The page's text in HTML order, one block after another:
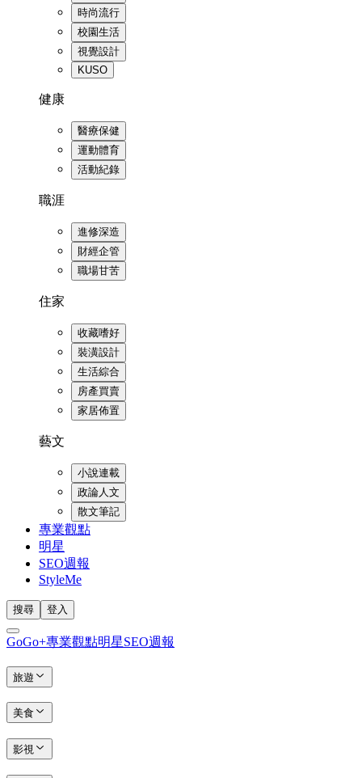
時尚流行
校園生活
視覺設計
KUSO
健康
醫療保健
運動體育
活動紀錄
職涯
進修深造
財經企管
職場甘苦
住家
收藏嗜好
裝潢設計
生活綜合
房產買賣
家居佈置
藝文
小說連載
政論人文
散文筆記
專業觀點
明星
SEO週報
StyleMe
搜尋 登入
GoGo+專業觀點明星SEO週報
旅遊
美食
影視